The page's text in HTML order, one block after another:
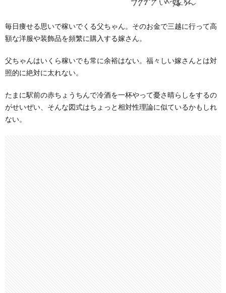
毎日痩せる思いで稼いでくる父ちゃん。そのお金で三越に行って高
額な洋服や装飾品を頻繁に購入する嫁さん。
父ちゃんはいくら稼いでも常に余裕はない。福々しい嫁さんとは対
照的に絶対に太れない。
たまに駅前の赤ちょうちんで冷酒を一杯やって憂さ晴らしをするの
がせいぜい、そんな図式はちょっと相対性理論に似ているかもしれ
ない。